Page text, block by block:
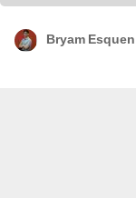
con los requisitos de
Bryam Esquen